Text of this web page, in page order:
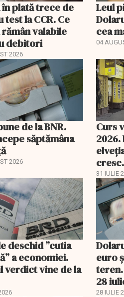
în plată trece de
test la CCR. Ce
valabile
debitori
2026
Leul
cea
04
de la BNR.
săptămâna
2026
Curs
pierd
31 IULIE
deschid ”cutia
a economiei.
verdict vine de la
euro
28
28 IULIE